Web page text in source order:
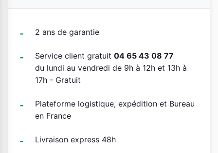
2 ans de garantie
Service client gratuit 04 65 43 08 77
du lundi au vendredi de 9h à 12h et 13h à
17h - Gratuit
Plateforme logistique, expédition et Bureau
en France
Livraison express 48h